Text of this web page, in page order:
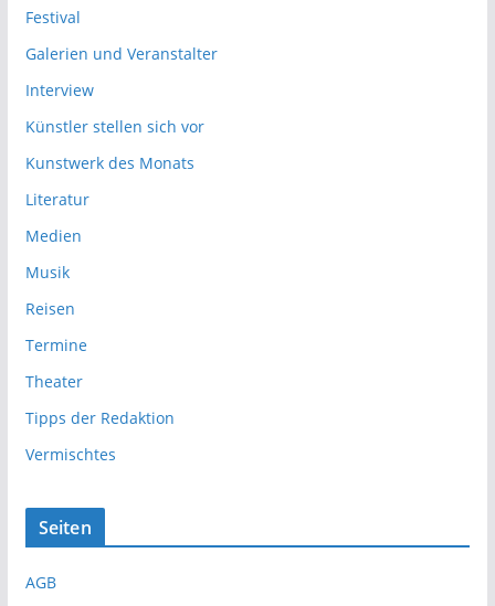
Festival
Galerien und Veranstalter
Interview
Künstler stellen sich vor
Kunstwerk des Monats
Literatur
Medien
Musik
Reisen
Termine
Theater
Tipps der Redaktion
Vermischtes
Seiten
AGB